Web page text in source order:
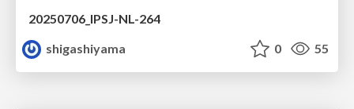
20250706_IPSJ-NL-264
shigashiyama
0 55